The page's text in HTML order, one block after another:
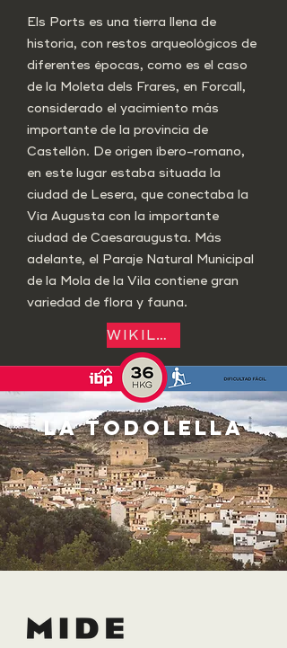
Els Ports es una tierra llena de
historia, con restos arqueológicos de
diferentes épocas, como es el caso
de la Moleta dels Frares, en Forcall,
considerado el yacimiento más
importante de la provincia de
Castellón. De origen íbero-romano,
en este lugar estaba situada la
ciudad de Lesera, que conectaba la
Vía Augusta con la importante
ciudad de Caesaraugusta. Más
adelante, el Paraje Natural Municipal
de la Mola de la Vila contiene gran
variedad de flora y fauna.
WIKILOC
LA TODOLELLA